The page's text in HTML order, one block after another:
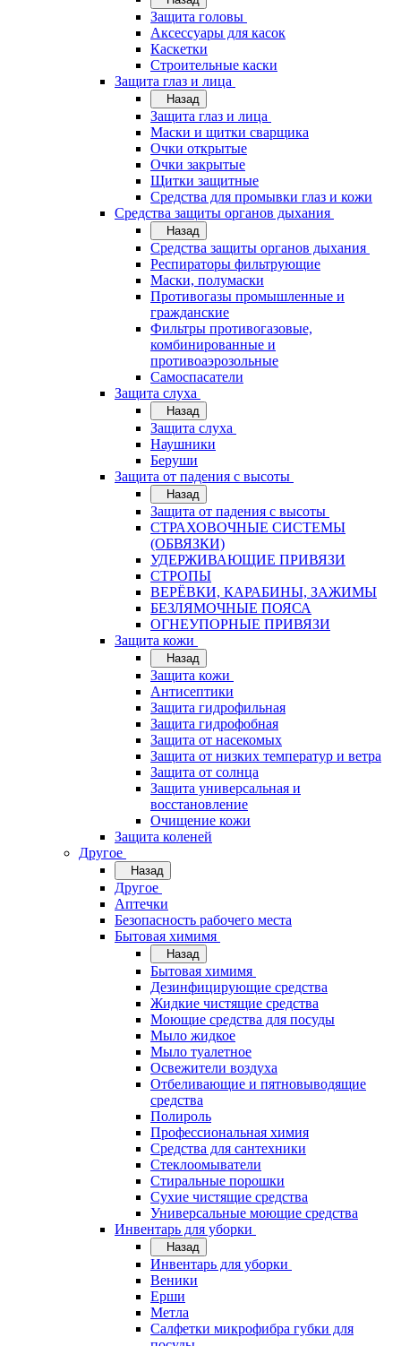
Защита головы
Аксессуары для касок
Каскетки
Строительные каски
Защита глаз и лица
Назад
Защита глаз и лица
Маски и щитки сварщика
Очки открытые
Очки закрытые
Щитки защитные
Средства для промывки глаз и кожи
Средства защиты органов дыхания
Назад
Средства защиты органов дыхания
Респираторы фильтрующие
Маски, полумаски
Противогазы промышленные и
гражданские
Фильтры противогазовые,
комбинированные и
противоаэрозольные
Самоспасатели
Защита слуха
Назад
Защита слуха
Наушники
Беруши
Защита от падения с высоты
Назад
Защита от падения с высоты
СТРАХОВОЧНЫЕ СИСТЕМЫ
(ОБВЯЗКИ)
УДЕРЖИВАЮЩИЕ ПРИВЯЗИ
СТРОПЫ
ВЕРЁВКИ, КАРАБИНЫ, ЗАЖИМЫ
БЕЗЛЯМОЧНЫЕ ПОЯСА
ОГНЕУПОРНЫЕ ПРИВЯЗИ
Защита кожи
Назад
Защита кожи
Антисептики
Защита гидрофильная
Защита гидрофобная
Защита от насекомых
Защита от низких температур и ветра
Защита от солнца
Защита универсальная и
восстановление
Очищение кожи
Защита коленей
Другое
Назад
Другое
Аптечки
Безопасность рабочего места
Бытовая химимя
Назад
Бытовая химимя
Дезинфицирующие средства
Жидкие чистящие средства
Моющие средства для посуды
Мыло жидкое
Мыло туалетное
Освежители воздуха
Отбеливающие и пятновыводящие
средства
Полироль
Профессиональная химия
Средства для сантехники
Стеклоомыватели
Стиральные порошки
Сухие чистящие средства
Универсальные моющие средства
Инвентарь для уборки
Назад
Инвентарь для уборки
Веники
Ерши
Метла
Салфетки микрофибра губки для